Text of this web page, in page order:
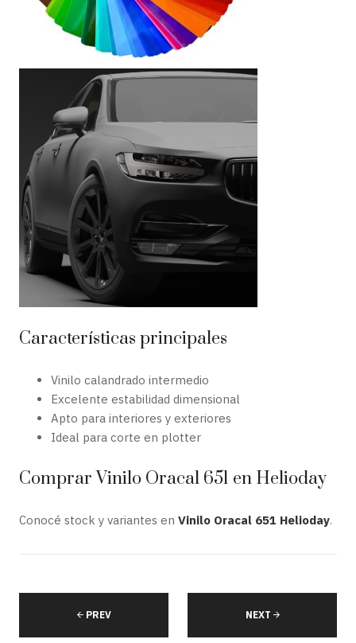
Características principales
Vinilo calandrado intermedio
Excelente estabilidad dimensional
Apto para interiores y exteriores
Ideal para corte en plotter
Comprar Vinilo Oracal 651 en Helioday
Conocé stock y variantes en Vinilo Oracal 651 Helioday.
PREV NEXT